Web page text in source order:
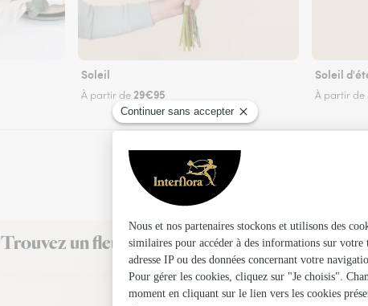
Soleil
À partir de 29€95
Soleil
À partir de
Trouvez un fleuriste Interflora à Champigny-